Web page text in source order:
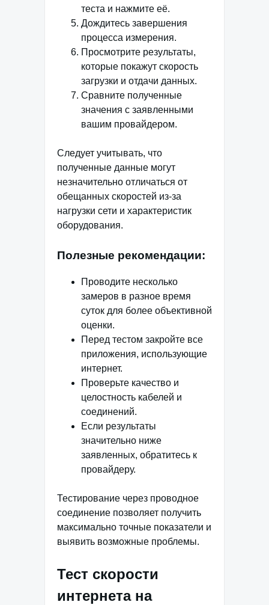
теста и нажмите её.
Дождитесь завершения
процесса измерения.
Просмотрите результаты,
которые покажут скорость
загрузки и отдачи данных.
Сравните полученные
значения с заявленными
вашим провайдером.
Следует учитывать, что
полученные данные могут
незначительно отличаться от
обещанных скоростей из-за
нагрузки сети и характеристик
оборудования.
Полезные рекомендации:
Проводите несколько
замеров в разное время
суток для более объективной
оценки.
Перед тестом закройте все
приложения, использующие
интернет.
Проверьте качество и
целостность кабелей и
соединений.
Если результаты
значительно ниже
заявленных, обратитесь к
провайдеру.
Тестирование через проводное
соединение позволяет получить
максимально точные показатели и
выявить возможные проблемы.
Тест скорости
интернета на